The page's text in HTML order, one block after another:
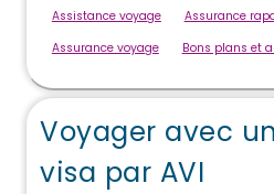
Assistance voyage
Assurance
Assurance voyage
Bons plans et
Voyager avec
visa par AVI